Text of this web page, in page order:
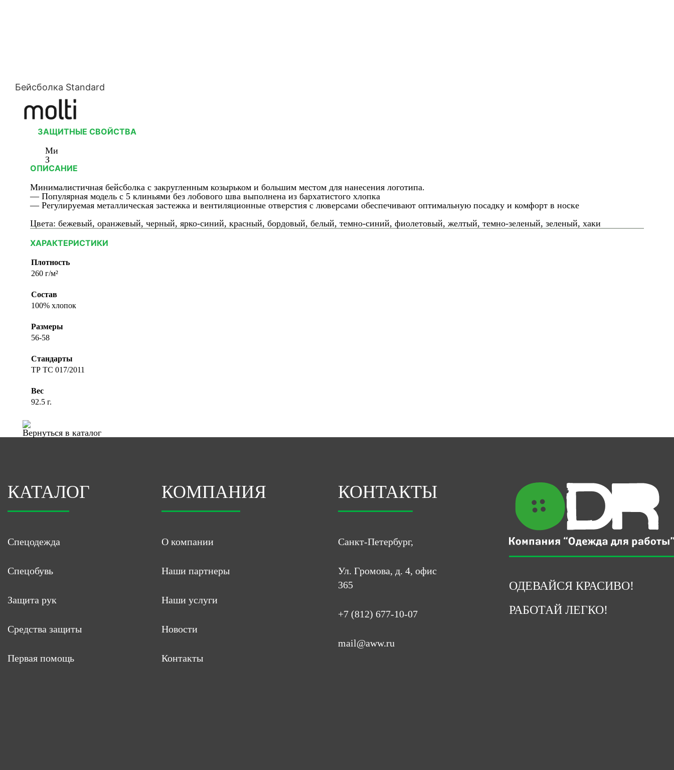
Бейсболка Standard
ЗАЩИТНЫЕ СВОЙСТВА
Ми
З
ОПИСАНИЕ
Минималистичная бейсболка с закругленным козырьком и большим местом для нанесения логотипа.
— Популярная модель с 5 клиньями без лобового шва выполнена из бархатистого хлопка
— Регулируемая металлическая застежка и вентиляционные отверстия с люверсами обеспечивают оптимальную посадку и комфорт в носке
Цвета: бежевый, оранжевый, черный, ярко-синий, красный, бордовый, белый, темно-синий, фиолетовый, желтый, темно-зеленый, зеленый, хаки
ХАРАКТЕРИСТИКИ
Плотность
260 г/м²
Состав
100% хлопок
Размеры
56-58
Стандарты
ТР ТС 017/2011
Вес
92.5 г.
Вернуться в каталог
КАТАЛОГ
Спецодежда
Спецобувь
Защита рук
Средства защиты
Первая помощь
КОМПАНИЯ
О компании
Наши партнеры
Наши услуги
Новости
Контакты
КОНТАКТЫ
Санкт-Петербург,
Ул. Громова, д. 4, офис
365
+7 (812) 677-10-07
mail@aww.ru
ОДЕВАЙСЯ КРАСИВО!
РАБОТАЙ ЛЕГКО!